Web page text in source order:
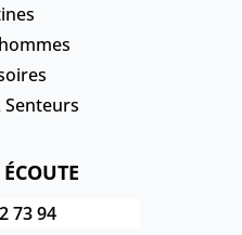
Senteurs
73 94